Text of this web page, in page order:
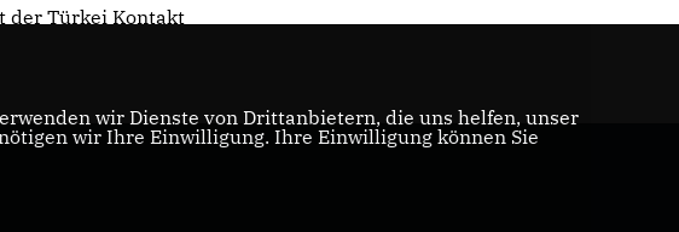
der Türkei Kontakt
wir Dienste von Drittanbietern, die uns helfen, unser
wir Ihre Einwilligung. Ihre Einwilligung können Sie